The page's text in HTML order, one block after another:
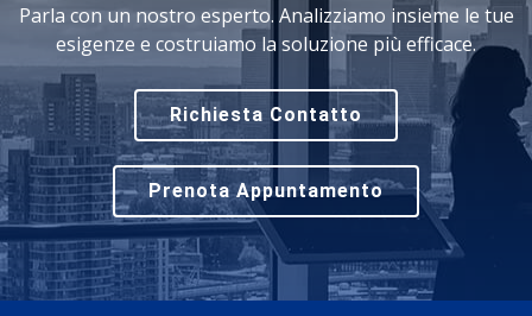
Parla con un nostro esperto. Analizziamo insieme le tue
esigenze e costruiamo la soluzione più efficace.
Richiesta Contatto
Prenota Appuntamento